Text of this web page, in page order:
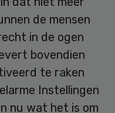
de mensen
in de ogen
bovendien
te raken
Instellingen
nu wat het is om